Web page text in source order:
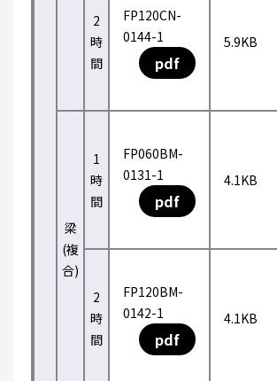
2
時
間
FP120CN-
0144-1
pdf
5.9KB
梁
(複
合)
1
時
間
FP060BM-
0131-1
pdf
4.1KB
2
時
間
FP120BM-
0142-1
pdf
4.1KB